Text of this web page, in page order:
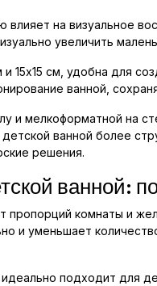
на визуальное
увеличить
15x15 см, удобна для
ванной,
и мелкоформатной на
ванной более
решения.
ванной:
пропорций комнаты и
и уменьшает
подходит для